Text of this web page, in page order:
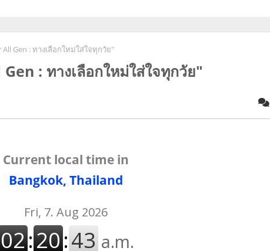
All Gen : ทางเลือกใหม่ใส่ใจทุกวัย"
: ทางเลือกใหม่ใส่ใจทุกวัย"
Current local time in
Bangkok, Thailand